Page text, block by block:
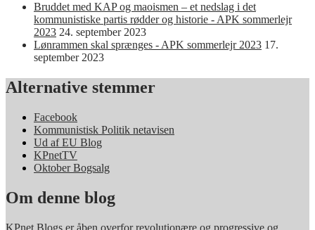
Bruddet med KAP og maoismen – et nedslag i det
kommunistiske partis rødder og historie - APK sommerlejr
2023 24. september 2023
Lønrammen skal sprænges - APK sommerlejr 2023 17.
september 2023
Alternative stemmer
Facebook
Kommunistisk Politik netavisen
Ud af EU Blog
KPnetTV
Oktober Bogsalg
Om denne blog
KPnet Blogs er åben overfor revolutionære og progressive og